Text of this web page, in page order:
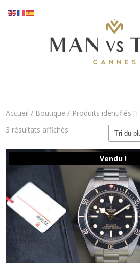
Accueil / Boutique / Produits identifiés
3 résultats affichés
plus
au
ancien
Vendu !